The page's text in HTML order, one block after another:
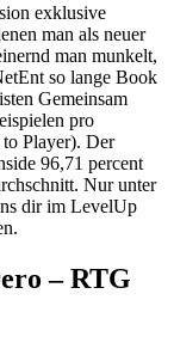
exklusive
man als neuer
man munkelt,
so lange Book
Gemeinsam
pro
to Player). Der
96,71 percent
Nur unter
dir im LevelUp
– RTG